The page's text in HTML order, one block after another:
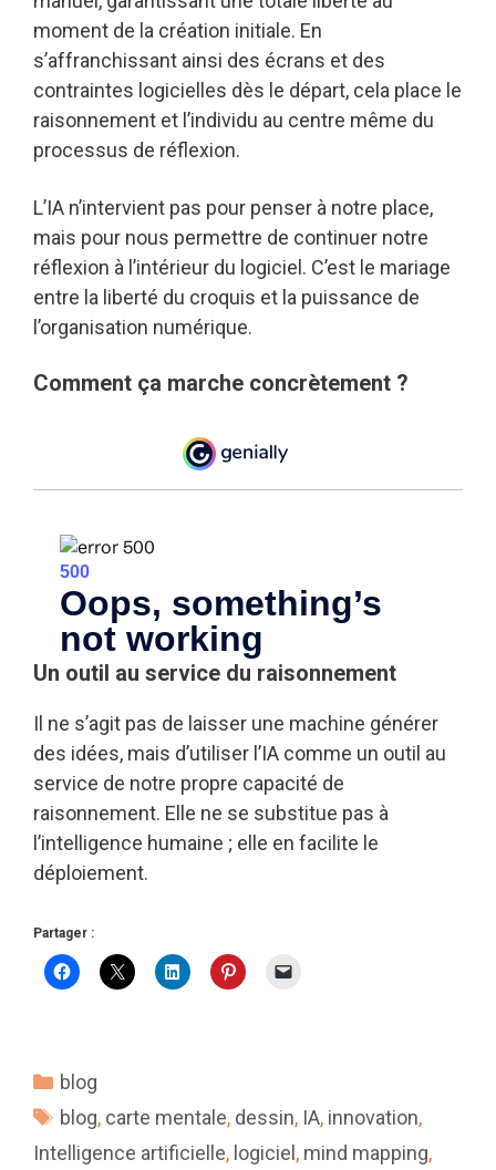
moment de la création initiale. En
s’affranchissant ainsi des écrans et des
contraintes logicielles dès le départ, cela place le
raisonnement et l’individu au centre même du
processus de réflexion.
L’IA n’intervient pas pour penser à notre place,
mais pour nous permettre de continuer notre
réflexion à l’intérieur du logiciel. C’est le mariage
entre la liberté du croquis et la puissance de
l’organisation numérique.
Comment ça marche concrètement ?
Un outil au service du raisonnement
Il ne s’agit pas de laisser une machine générer
des idées, mais d’utiliser l’IA comme un outil au
service de notre propre capacité de
raisonnement. Elle ne se substitue pas à
l’intelligence humaine ; elle en facilite le
déploiement.
Partager :
Catégories
blog
Étiquettes
blog, carte mentale, dessin, IA, innovation,
Intelligence artificielle, logiciel , mind mapping,